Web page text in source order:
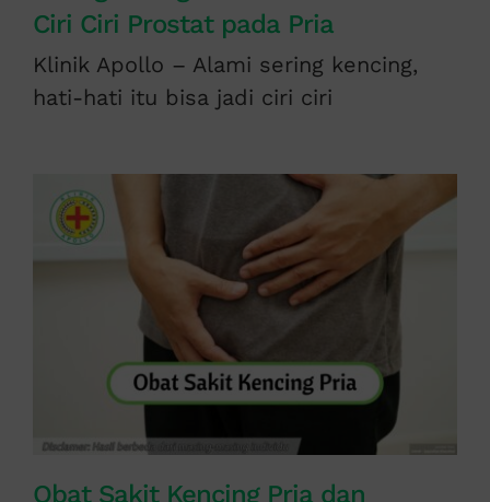
Ciri Ciri Prostat pada Pria
Klinik Apollo – Alami sering kencing,
hati-hati itu bisa jadi ciri ciri
Obat Sakit Kencing Pria dan